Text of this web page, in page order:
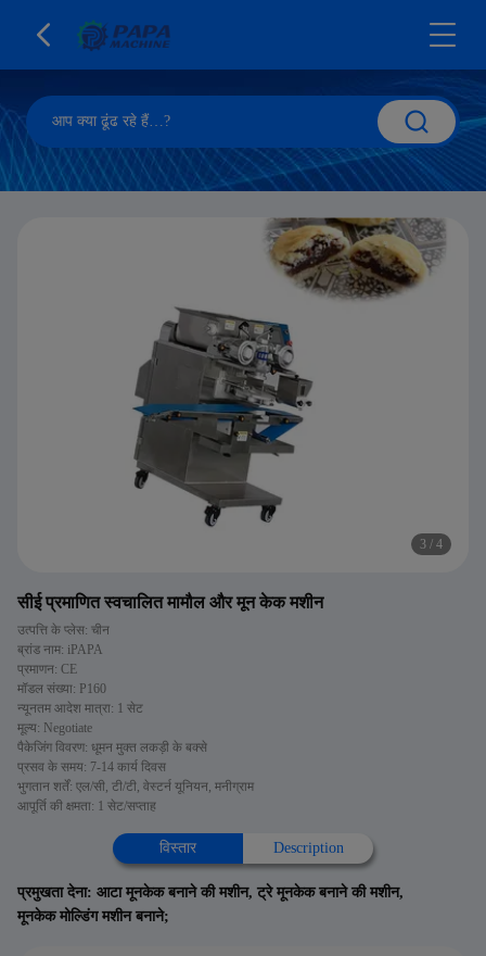
3 / 4
सीई प्रमाणित स्वचालित मामौल और मून केक मशीन
उत्पत्ति के प्लेस: चीन
ब्रांड नाम: iPAPA
प्रमाणन: CE
मॉडल संख्या: P160
न्यूनतम आदेश मात्रा: 1 सेट
मूल्य: Negotiate
पैकेजिंग विवरण: धूमन मुक्त लकड़ी के बक्से
प्रसव के समय: 7-14 कार्य दिवस
भुगतान शर्तें: एल/सी, टी/टी, वेस्टर्न यूनियन, मनीग्राम
आपूर्ति की क्षमता: 1 सेट/सप्ताह
विस्तार Description
प्रमुखता देना: आटा मूनकेक बनाने की मशीन, ट्रे मूनकेक बनाने की मशीन,
मूनकेक मोल्डिंग मशीन बनाने;